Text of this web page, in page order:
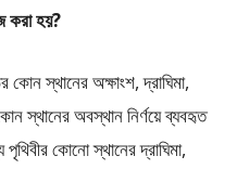
করা হয়?
স্থানের অক্ষাংশ, দ্রাঘিমা,
স্থানের অবস্থান নির্ণয়ে ব্যবহৃত
কোনো স্থানের দ্রাঘিমা,